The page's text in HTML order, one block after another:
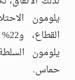
يلومون
حماس.